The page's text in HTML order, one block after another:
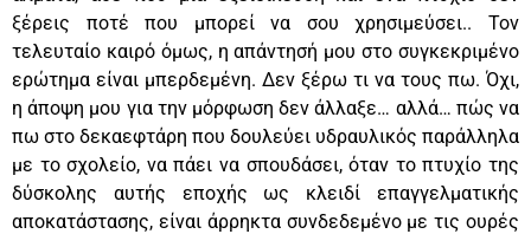
ξέρεις ποτέ που μπορεί να σου χρησιμεύσει.. Τον
τελευταίο καιρό όμως, η απάντησή μου στο συγκεκριμένο
ερώτημα είναι μπερδεμένη. Δεν ξέρω τι να τους πω. Όχι,
η άποψη μου για την μόρφωση δεν άλλαξε… αλλά… πώς να
πω στο δεκαεφτάρη που δουλεύει υδραυλικός παράλληλα
με το σχολείο, να πάει να σπουδάσει, όταν το πτυχίο της
δύσκολης αυτής εποχής ως κλειδί επαγγελματικής
αποκατάστασης, είναι άρρηκτα συνδεδεμένο με τις ουρές